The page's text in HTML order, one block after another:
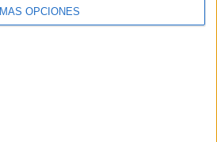
MÁS OPCIONES